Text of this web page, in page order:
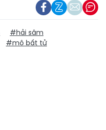
#hải sâm
#mô bất tử